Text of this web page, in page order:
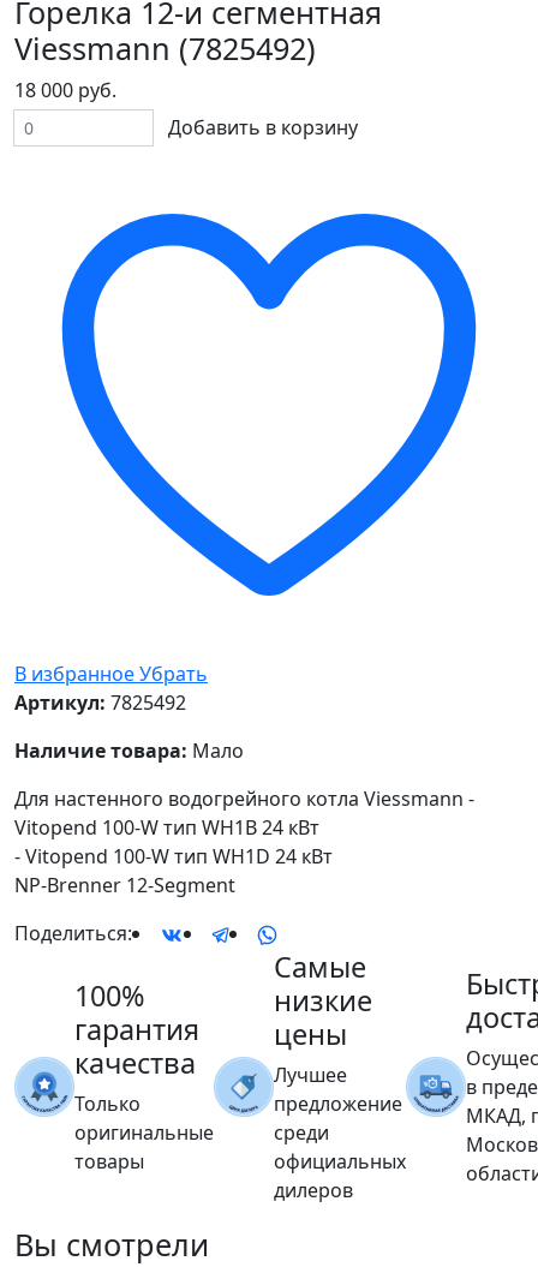
Горелка 12-и сегментная
Viessmann (7825492)
18 000 руб.
Добавить в корзину
В избранноеУбрать
Артикул: 7825492
Наличие товара: Мало
Для настенного водогрейного котла Viessmann -
Vitopend 100-W тип WH1B 24 кВт
- Vitopend 100-W тип WH1D 24 кВт
NP-Brenner 12-Segment
Поделиться:
100%
гарантия
качества
Только
оригинальные
товары
Самые
низкие
цены
Лучшее
предложение
среди
официальных
дилеров
в
МКАД,
Вы смотрели